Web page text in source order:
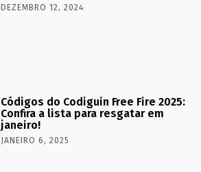
DEZEMBRO 12, 2024
Códigos do Codiguin Free Fire 2025:
Confira a lista para resgatar em
janeiro!
JANEIRO 6, 2025